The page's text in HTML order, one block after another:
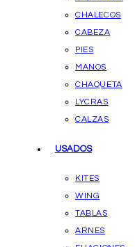
CHALECOS
CABEZA
PIES
MANOS
CHAQUETA
LYCRAS
CALZAS
USADOS
KITES
WING
TABLAS
ARNES